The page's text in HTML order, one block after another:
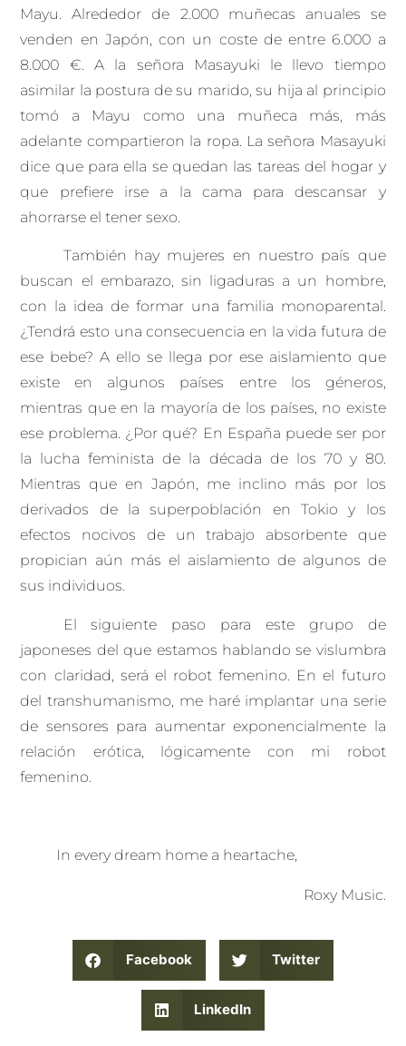
Mayu. Alrededor de 2.000 muñecas anuales se
venden en Japón, con un coste de entre 6.000 a
8.000 €. A la señora Masayuki le llevo tiempo
asimilar la postura de su marido, su hija al principio
tomó a Mayu como una muñeca más, más
adelante compartieron la ropa. La señora Masayuki
dice que para ella se quedan las tareas del hogar y
que prefiere irse a la cama para descansar y
ahorrarse el tener sexo.
También hay mujeres en nuestro país que
buscan el embarazo, sin ligaduras a un hombre,
con la idea de formar una familia monoparental.
¿Tendrá esto una consecuencia en la vida futura de
ese bebe? A ello se llega por ese aislamiento que
existe en algunos países entre los géneros,
mientras que en la mayoría de los países, no existe
ese problema. ¿Por qué? En España puede ser por
la lucha feminista de la década de los 70 y 80.
Mientras que en Japón, me inclino más por los
derivados de la superpoblación en Tokio y los
efectos nocivos de un trabajo absorbente que
propician aún más el aislamiento de algunos de
sus individuos.
El siguiente paso para este grupo de
japoneses del que estamos hablando se vislumbra
con claridad, será el robot femenino. En el futuro
del transhumanismo, me haré implantar una serie
de sensores para aumentar exponencialmente la
relación erótica, lógicamente con mi robot
femenino.
In every dream home a heartache,
Roxy Music.
Facebook Twitter
LinkedIn